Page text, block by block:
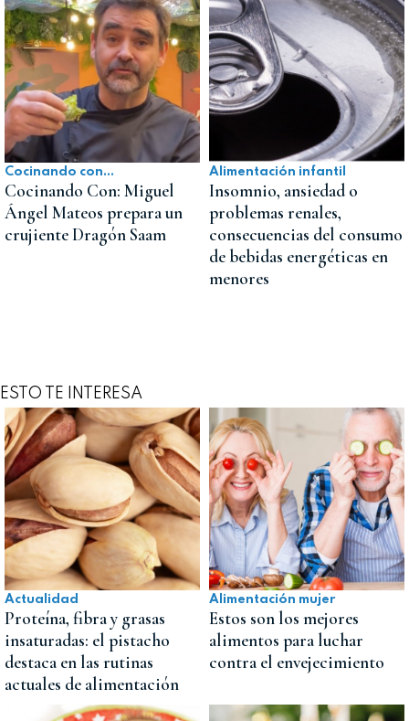
Cocinando con...
Cocinando Con: Miguel
Ángel Mateos prepara un
crujiente Dragón Saam
Alimentación infantil
Insomnio, ansiedad o
problemas renales,
consecuencias del consumo
de bebidas energéticas en
menores
ESTO TE INTERESA
Actualidad
Proteína, fibra y grasas
insaturadas: el pistacho
destaca en las rutinas
actuales de alimentación
Alimentación mujer
Estos son los mejores
alimentos para luchar
contra el envejecimiento